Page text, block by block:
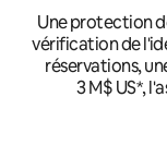
Une protection
vérification de
réservations,
3 M$ US*,